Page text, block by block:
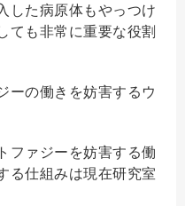
した病原体もやっつけ
ても非常に重要な役割
ーの働きを妨害するウ
ファジーを妨害する働
る仕組みは現在研究室